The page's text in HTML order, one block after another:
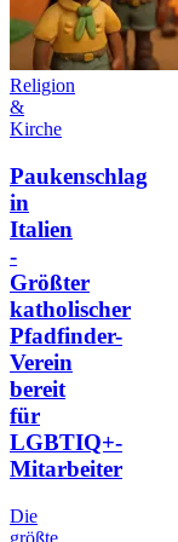
Religion
&
Kirche
Paukenschlag
in
Italien
-
Größter
katholischer
Pfadfinder-
Verein
bereit
für
LGBTIQ+-
Mitarbeiter
Die
größte